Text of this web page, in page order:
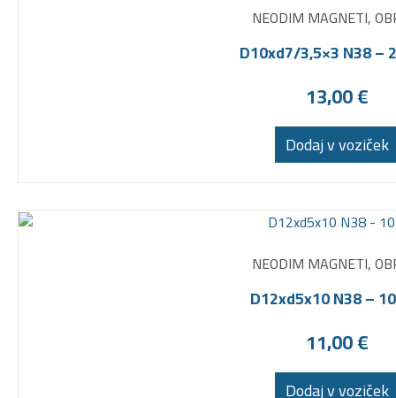
NEODIM MAGNETI,
D10xd7/3,5×3 N38 –
13,00€
Dodaj v voziček
NEODIM MAGNETI,
D12xd5x10 N38 –
11,00€
Dodaj v voziček